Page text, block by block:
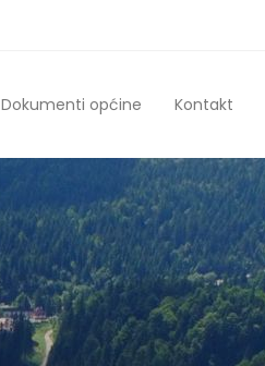
Dokumenti općine Kontakt